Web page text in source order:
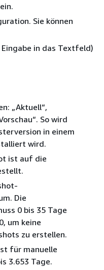
Sie können
in das Textfeld)
„Aktuell“,
So wird
in einem
wird.
ist auf die
Die
0 bis 35 Tage
um keine
zu erstellen.
für manuelle
3.653 Tage.